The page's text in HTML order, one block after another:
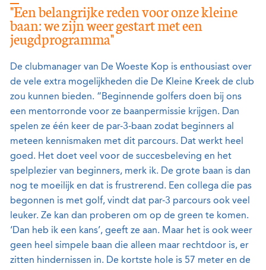
"Een belangrijke reden voor onze kleine
baan: we zijn weer gestart met een
jeugdprogramma"
De clubmanager van De Woeste Kop is enthousiast over
de vele extra mogelijkheden die De Kleine Kreek de club
zou kunnen bieden. “Beginnende golfers doen bij ons
een mentorronde voor ze baanpermissie krijgen. Dan
spelen ze één keer de par-3-baan zodat beginners al
meteen kennismaken met dit parcours. Dat werkt heel
goed. Het doet veel voor de succesbeleving en het
spelplezier van beginners, merk ik. De grote baan is dan
nog te moeilijk en dat is frustrerend. Een collega die pas
begonnen is met golf, vindt dat par-3 parcours ook veel
leuker. Ze kan dan proberen om op de green te komen.
‘Dan heb ik een kans’, geeft ze aan. Maar het is ook weer
geen heel simpele baan die alleen maar rechtdoor is, er
zitten hindernissen in. De kortste hole is 57 meter en de